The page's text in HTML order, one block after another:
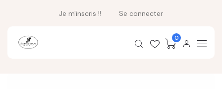
Je m'inscris !! Se connecter
0